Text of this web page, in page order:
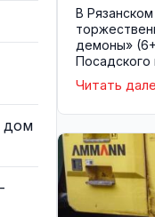
дом
В
демоны»
Посадского
Читать